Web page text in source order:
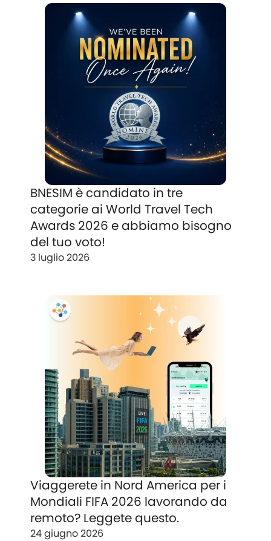
BNESIM è candidato in tre
categorie ai World Travel Tech
Awards 2026 e abbiamo bisogno
del tuo voto!
3 luglio 2026
Viaggerete in Nord America per i
Mondiali FIFA 2026 lavorando da
remoto? Leggete questo.
24 giugno 2026